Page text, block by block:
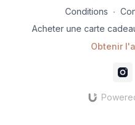
Conditions ∙
Acheter une carte
Obtenir